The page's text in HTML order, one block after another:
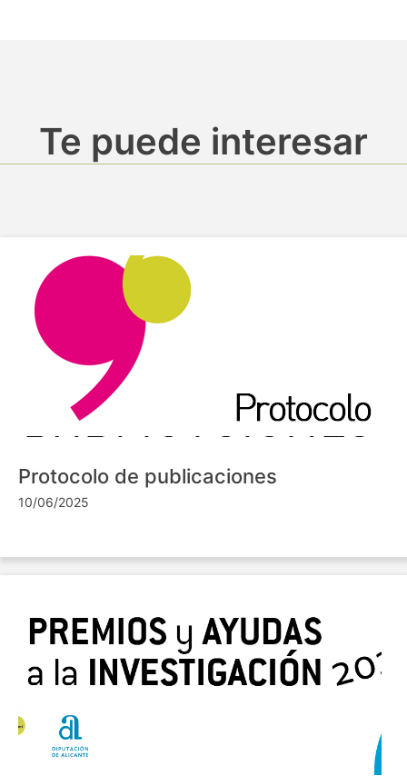
Te puede interesar
Protocolo de publicaciones
10/06/2025